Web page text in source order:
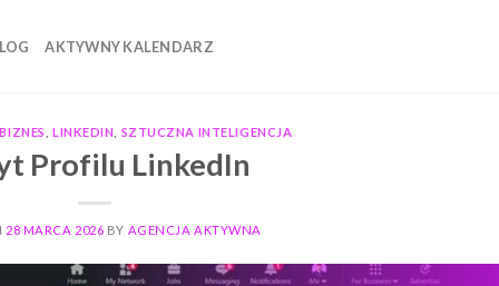
AKTYWNY KALENDARZ
BIZNES LINKEDIN SZTUCZNA INTELIGENCJA
Profilu LinkedIn
28 MARCA 2026 BY AGENCJA AKTYWNA